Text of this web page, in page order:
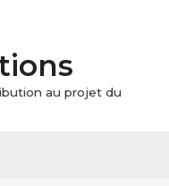
au projet du